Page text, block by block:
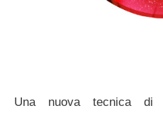
Una nuova tecnica di